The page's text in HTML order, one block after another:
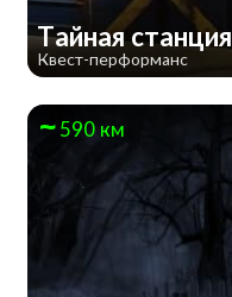
Тайная станция
Квест-перформанс
590 км